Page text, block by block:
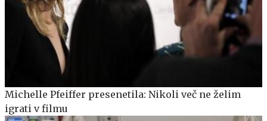
Michelle Pfeiffer presenetila: Nikoli več ne želim
igrati v filmu